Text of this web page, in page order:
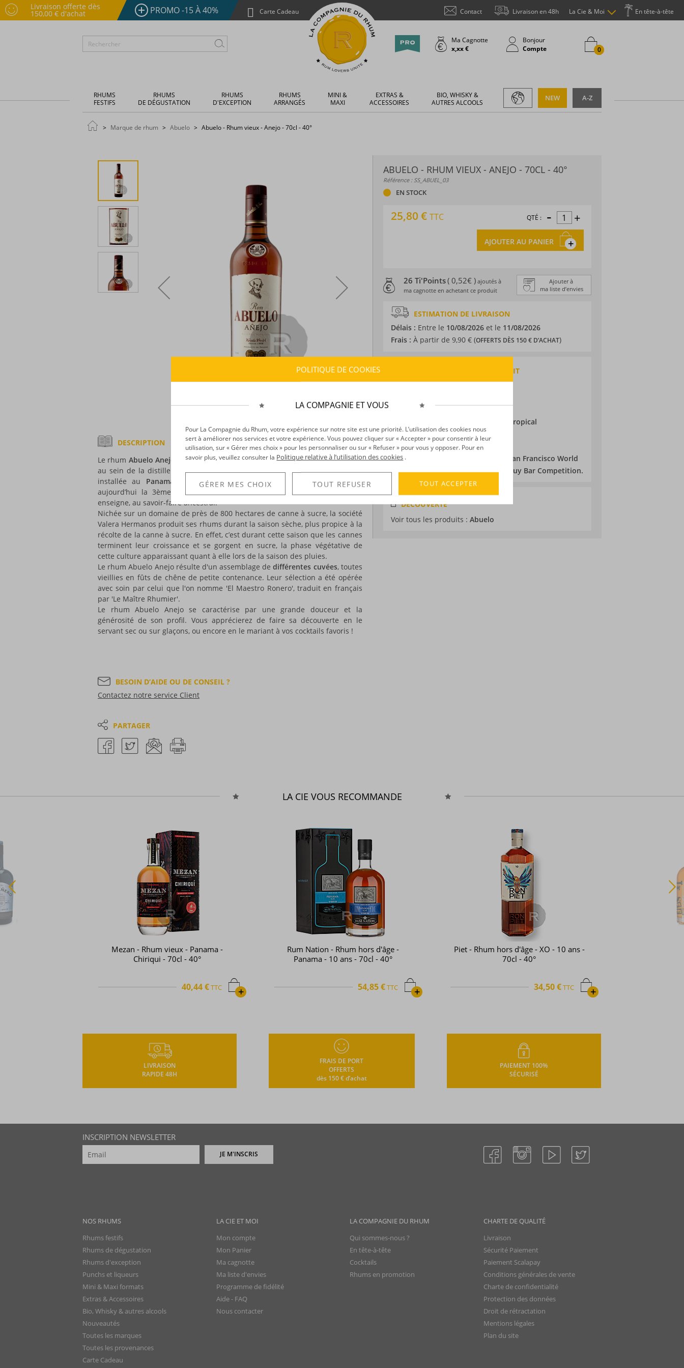
Livraison offerte dès
150,00 € d'achat PROMO -15 À 40% Carte Cadeau En tête-à-tête
La Cie & Moi
Livraison en 48h
Contact
Ma Cagnotte
x,xx €
Bonjour
Compte
0
RHUMS
FESTIFS
RHUMS
DE DÉGUSTATION
RHUMS
D'EXCEPTION
RHUMS
ARRANGÉS
MINI &
MAXI
EXTRAS &
ACCESSOIRES
BIO, WHISKY &
AUTRES ALCOOLS
A-Z
NEW
Marque de rhum Abuelo Abuelo - Rhum vieux - Anejo - 70cl - 40°
ABUELO - RHUM VIEUX - ANEJO - 70CL - 40°
Référence : SS_ABUEL_03
EN STOCK
25,80 € TTC QTÉ : - +
AJOUTER AU PANIER
Ajouter à
ma liste d’envies
26 Ti'Points( 0,52€ )ajoutés à
ma cagnotte en achetant ce produit
ESTIMATION DE LIVRAISON
Délais : Entre le 10/08/2026et le 11/08/2026
Frais : À partir de 9,90 € (OFFERTS DÈS 150 € D’ACHAT)
CARACTÉRISTIQUES DU PRODUIT
Type d’alcool :Rhum traditionnel
Distillation :
Tropical
Volume :70CL
Degré :40°
Médailles :
Or 2009 et Or 2010 au San Francisco World
Spirits, Or 2009 au concours Best Buy Bar Competition.
DÉCOUVERTE
Voir tous les produits : Abuelo
DESCRIPTION
Le rhum Abuelo Anejo
est élaboré dans le plus grand respect des traditions,
au sein de la distillerie Abuelo, dirigée par une génération de distillateurs
installée au Panama
depuis 1908 : la société Valera Hermanos. C’est
aujourd’hui la 3ème génération qui conçoit les rhums de cette grande
enseigne, au savoir-faire ancestral.
Nichée sur un domaine de près de 800 hectares de canne à sucre, la société
Valera Hermanos produit ses rhums durant la saison sèche, plus propice à la
récolte de la canne à sucre. En effet, c’est durant cette saison que les cannes
terminent leur croissance et se gorgent en sucre, la phase végétative de
cette culture apparaissant quant à elle lors de la saison des pluies.
Le rhum Abuelo Anejo résulte d'un assemblage dedifférentes cuvées, toutes
vieillies en fûts de chêne de petite contenance. Leur sélection a été opérée
avec soin par celui que l'on nomme 'El Maestro Ronero', traduit en français
par 'Le Maître Rhumier'.
Le rhum Abuelo Anejo se caractérise par une grande douceur et la
générosité de son profil. Vous apprécierez de faire sa découverte en le
servant sec ou sur glaçons, ou encore en le mariant à vos cocktails favoris !
BESOIN D’AIDE OU DE CONSEIL ?
Contactez notre service Client
PARTAGER
LA CIE VOUS RECOMMANDE
Mezan - Rhum vieux - Panama -
Chiriqui - 70cl - 40°
+
40,44 €TTC
Rum Nation - Rhum hors d'âge -
Panama - 10 ans - 70cl - 40°
+
54,85 €TTC
Piet - Rhum hors d'âge - XO - 10 ans -
70cl - 40°
+
34,50 €TTC
LIVRAISON
RAPIDE 48H
FRAIS DE PORT
OFFERTS
dès 150 € d’achat
PAIEMENT 100%
SÉCURISÉ
INSCRIPTION NEWSLETTER
JE M'INSCRIS
NOS RHUMS
Rhums festifs
Rhums de dégustation
Rhums d'exception
Punchs et liqueurs
Mini & Maxi formats
Extras & Accessoires
Bio, Whisky & autres alcools
Nouveautés
Toutes les marques
Toutes les provenances
Carte Cadeau
LA COMPAGNIE DU RHUM
Qui sommes-nous ?
En tête-à-tête
Cocktails
Rhums en promotion
LA CIE ET MOI
Mon compte
Mon Panier
Ma cagnotte
Ma liste d'envies
Programme de fidélité
Aide - FAQ
Nous contacter
CHARTE DE QUALITÉ
Livraison
Sécurité Paiement
Paiement Scalapay
Conditions générales de vente
Charte de confidentialité
Protection des données
Droit de rétractation
Mentions légales
Plan du site
POLITIQUE DE COOKIES
LA COMPAGNIE ET VOUS
Pour La Compagnie du Rhum, votre expérience sur notre site est une priorité. L’utilisation des cookies nous
sert à améliorer nos services et votre expérience. Vous pouvez cliquer sur « Accepter » pour consentir à leur
utilisation, sur « Gérer mes choix » pour les personnaliser ou sur « Refuser » pour vous y opposer. Pour en
savoir plus, veuillez consulter la Politique relative à l’utilisation des cookies .
GÉRER MES CHOIX TOUT REFUSER TOUT ACCEPTER